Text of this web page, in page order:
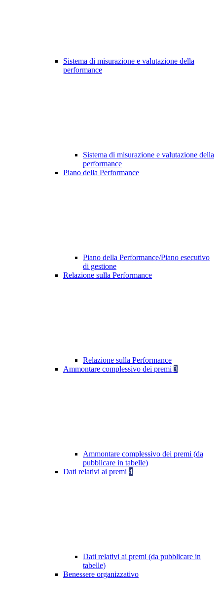
Sistema di misurazione e valutazione della
performance
Sistema di misurazione e valutazione della
performance
Piano della Performance
Piano della Performance/Piano esecutivo
di gestione
Relazione sulla Performance
Relazione sulla Performance
Ammontare complessivo dei premi 3
Ammontare complessivo dei premi (da
pubblicare in tabelle)
Dati relativi ai premi 4
Dati relativi ai premi (da pubblicare in
tabelle)
Benessere organizzativo